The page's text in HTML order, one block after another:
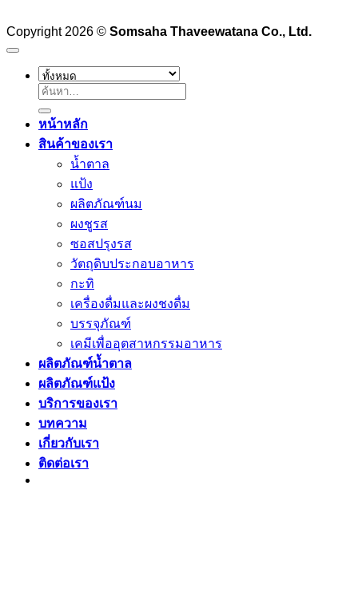
Copyright 2026 © Somsaha Thaveewatana Co., Ltd.
ค้นหา:
หน้าหลัก
สินค้าของเรา
น้ำตาล
แป้ง
ผลิตภัณฑ์นม
ผงชูรส
ซอสปรุงรส
วัตถุดิบประกอบอาหาร
กะทิ
เครื่องดื่มและผงชงดื่ม
บรรจุภัณฑ์
เคมีเพื่ออุตสาหกรรมอาหาร
ผลิตภัณฑ์น้ำตาล
ผลิตภัณฑ์แป้ง
บริการของเรา
บทความ
เกี่ยวกับเรา
ติดต่อเรา